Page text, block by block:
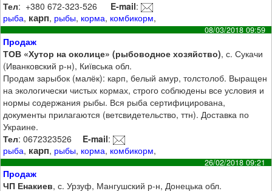
Тел: ‭ +380 672-323-526 ‬‬‬ E-mail:
рыба, карп, рыбы, корма, комбикорм,
08/03/2018 09:59
Продаж
ТОВ «Хутор на околице» (рыбоводное хозяйство), с. Сукачи
(Иванковский р-н), Київська обл.
Продам зарыбок (малёк): карп, белый амур, толстолоб. Выращен
на экологически чистых кормах, строго соблюдены все условия и
нормы содержания рыбы. Вся рыба сертифицирована,
документы прилагаются (ветсвидетельство, ттн). Доставка по
Украине.
Тел: 0672323526 E-mail:
рыба, карп, рыбы, корма, комбикорм,
26/02/2018 09:21
Продаж
ЧП Енакиев, с. Урзуф, Мангушский р-н, Донецька обл.